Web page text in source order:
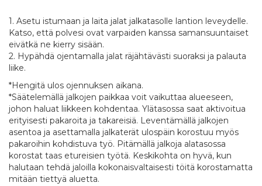
1. Asetu istumaan ja laita jalat jalkatasolle lantion leveydelle.
Katso, että polvesi ovat varpaiden kanssa samansuuntaiset
eivätkä ne kierry sisään.
2. Hypähdä ojentamalla jalat räjähtävästi suoraksi ja palauta
liike.
*Hengitä ulos ojennuksen aikana.
*Säätelemällä jalkojen paikkaa voit vaikuttaa alueeseen,
johon haluat liikkeen kohdentaa. Ylätasossa saat aktivoitua
erityisesti pakaroita ja takareisiä. Leventämällä jalkojen
asentoa ja asettamalla jalkaterät ulospäin korostuu myös
pakaroihin kohdistuva työ. Pitämällä jalkoja alatasossa
korostat taas etureisien työtä. Keskikohta on hyvä, kun
halutaan tehdä jaloilla kokonaisvaltaisesti töitä korostamatta
mitään tiettyä aluetta.